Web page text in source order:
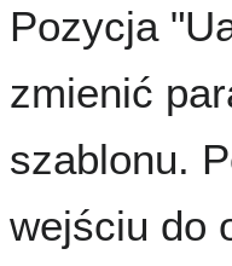
Pozycja
zmienić
szablonu.
wejściu do